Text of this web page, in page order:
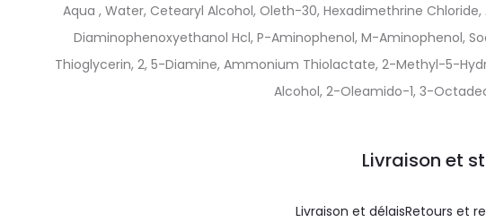
Aqua , Water, Cetearyl Alcohol, Oleth-30, Hexadimethrine
Diaminophenoxyethanol Hcl, P-Aminophenol, M-Aminophenol,
Thioglycerin, 2, 5-Diamine, Ammonium Thiolactate, 2-Methyl-5-
Alcohol, 2-Oleamido-1, 3-
Livraison et
Livraison et délaisRetours et